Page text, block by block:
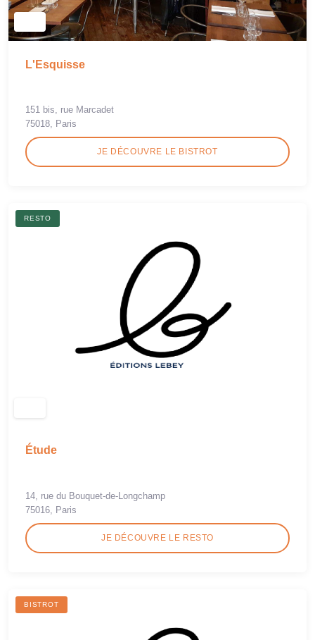
L'Esquisse
151 bis, rue Marcadet
75018, Paris
JE DÉCOUVRE LE BISTROT
RESTO
Étude
14, rue du Bouquet-de-Longchamp
75016, Paris
JE DÉCOUVRE LE RESTO
BISTROT